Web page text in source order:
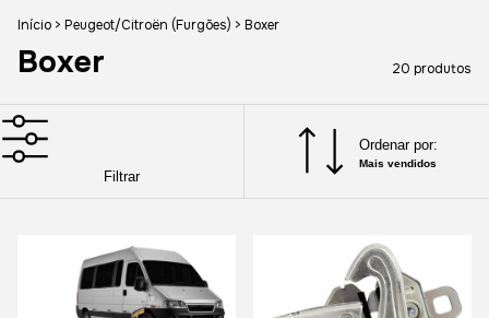
Início > Peugeot/Citroën (Furgões) > Boxer
Boxer 20 produtos
Filtrar
Ordenar por:
Mais vendidos